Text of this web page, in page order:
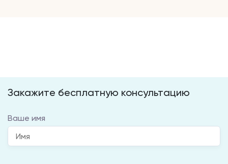
Закажите бесплатную консультацию
Ваше имя